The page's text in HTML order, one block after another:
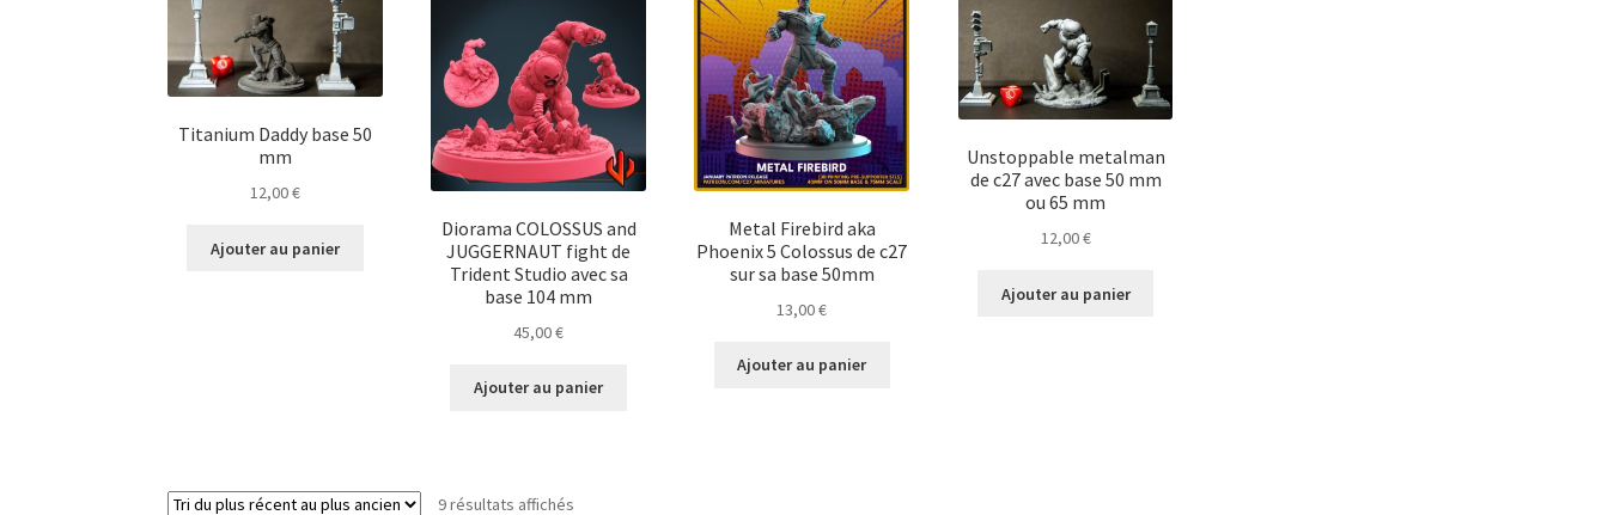
Titanium Daddy base 50
mm
12,00€
Ajouter au panier
Diorama COLOSSUS and
JUGGERNAUT fight de
Trident Studio avec sa
base 104 mm
45,00€
Ajouter au panier
Metal Firebird aka
Phoenix 5 Colossus de c27
sur sa base 50mm
13,00€
Ajouter au panier
Unstoppable metalman
de c27 avec base 50 mm
ou 65 mm
12,00€
Ajouter au panier
9 résultats affichés